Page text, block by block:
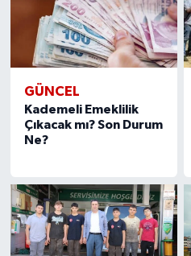
GÜNCEL
Kademeli Emeklilik
Çıkacak mı? Son Durum
Ne?